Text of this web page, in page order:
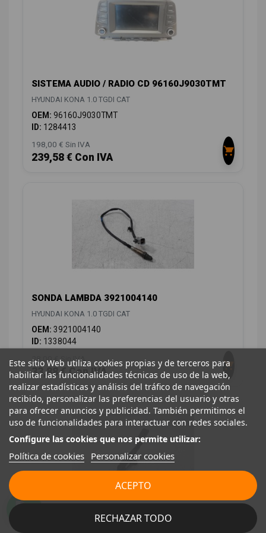
SISTEMA AUDIO / RADIO CD 96160J9030TMT
HYUNDAI KONA 1.0 TGDI CAT
OEM: 96160J9030TMT
ID: 1284413
198,00 € Sin IVA
239,58 € Con IVA
SONDA LAMBDA 3921004140
HYUNDAI KONA 1.0 TGDI CAT
OEM: 3921004140
ID: 1338044
28,00 € Sin IVA
33,88 € Con IVA
POTENCIOMETRO PEDAL CN02584233
Este sitio Web utiliza cookies propias y de terceros para
habilitar las funcionalidades técnicas de uso de la web,
realizar estadísticas y análisis del tráfico de navegación
recibido, personalizar las preferencias del usuario y otras
para ofrecer anuncios y publicidad. También permitimos el
uso de funcionalidades para interactuar con redes sociales.
Configure las cookies que nos permite utilizar:
Política de cookies Personalizar cookies
RECHAZAR TODO
ACEPTO